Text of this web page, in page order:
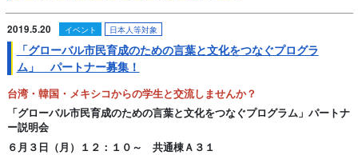
2019.5.20 イベント 日本人等対象
「グローバル市民育成のための言葉と文化をつなぐプログラ
ム」 パートナー募集！
台湾・韓国・メキシコからの学生と交流しませんか？
「グローバル市民育成のための言葉と文化をつなぐプログラム」パートナ
ー説明会
６月３日（月）１２：１０～ 共通棟Ａ３１